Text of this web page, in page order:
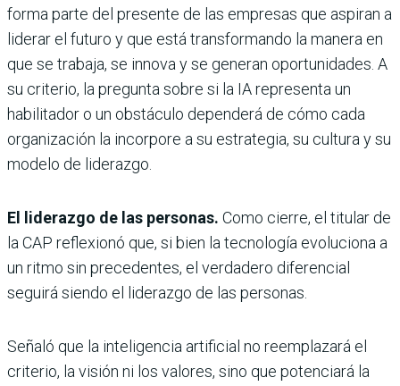
forma parte del presente de las empresas que aspiran a
liderar el futuro y que está transformando la manera en
que se trabaja, se innova y se generan oportunidades. A
su criterio, la pregunta sobre si la IA representa un
habilitador o un obstáculo dependerá de cómo cada
organización la incorpore a su estrategia, su cultura y su
modelo de liderazgo.
El liderazgo de las personas. Como cierre, el titular de
la CAP reflexionó que, si bien la tecnología evoluciona a
un ritmo sin precedentes, el verdadero diferencial
seguirá siendo el liderazgo de las personas.
Señaló que la inteligencia artificial no reemplazará el
criterio, la visión ni los valores, sino que potenciará la